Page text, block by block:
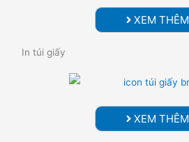
XEM THÊM
In túi giấy
XEM THÊM